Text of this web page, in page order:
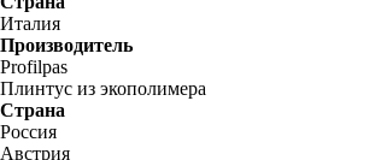
Италия
Производитель
Profilpas
Плинтус из экополимера
Страна
Россия
Австрия